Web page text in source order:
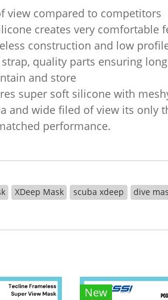
view compared to competitors
creates very comfortable
construction and low
quality parts ensuring
and store
super soft silicone with
and wide filed of view its only
performance.
XDeep Mask scuba xdeep dive
New